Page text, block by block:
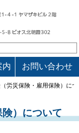
内 お問い合わせ
労災保険・雇用保険）に
）について